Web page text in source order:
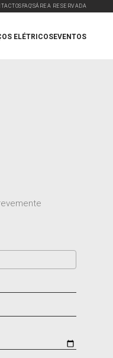
FAQ'SÁREA RESERVADA
ELÉTRICOSEVENTOS